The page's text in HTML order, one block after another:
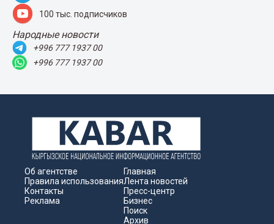
100 тыс. подписчиков
Народные новости
+996 777 1937 00
+996 777 1937 00
Об агентстве
Правила использования
Контакты
Реклама
Главная
Лента новостей
Пресс-центр
Бизнес
Поиск
Архив